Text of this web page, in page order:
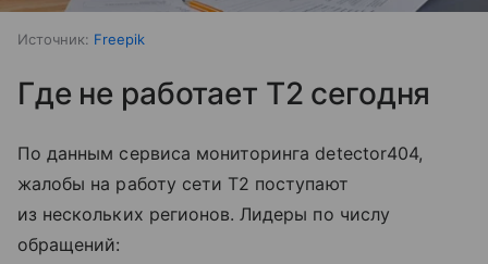
Источник: Freepik
Где не работает T2 сегодня
По данным сервиса мониторинга detector404,
жалобы на работу сети T2 поступают
из нескольких регионов. Лидеры по числу
обращений: